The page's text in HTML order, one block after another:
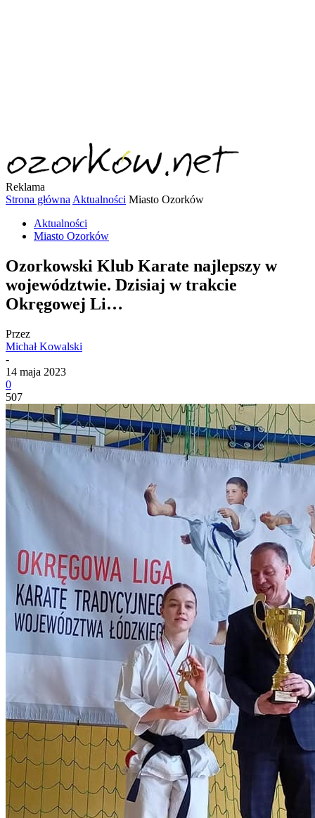
Reklama
Strona główna Aktualności Miasto Ozorków
Aktualności
Miasto Ozorków
Ozorkowski Klub Karate najlepszy w
województwie. Dzisiaj w trakcie
Okręgowej Li…
Przez
Michał Kowalski
-
14 maja 2023
0
507